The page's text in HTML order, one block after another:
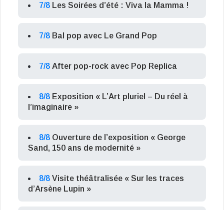
7/8 Les Soirées d’été : Viva la Mamma !
7/8 Bal pop avec Le Grand Pop
7/8 After pop-rock avec Pop Replica
8/8 Exposition « L’Art pluriel – Du réel à
l’imaginaire »
8/8 Ouverture de l’exposition « George
Sand, 150 ans de modernité »
8/8 Visite théâtralisée « Sur les traces
d’Arsène Lupin »